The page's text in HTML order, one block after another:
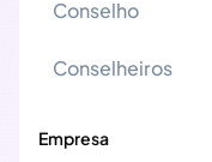
Conselho
Conselheiros
Empresa